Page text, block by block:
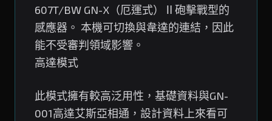
607T/BW GN-X（厄運式）Ⅱ砲擊戰型的
感應器。 本機可切換與韋達的連結，因此
能不受審判領域影響。
高達模式
此模式擁有較高泛用性，基礎資料與GN-
001高達艾斯亞相通，設計資料上來看可